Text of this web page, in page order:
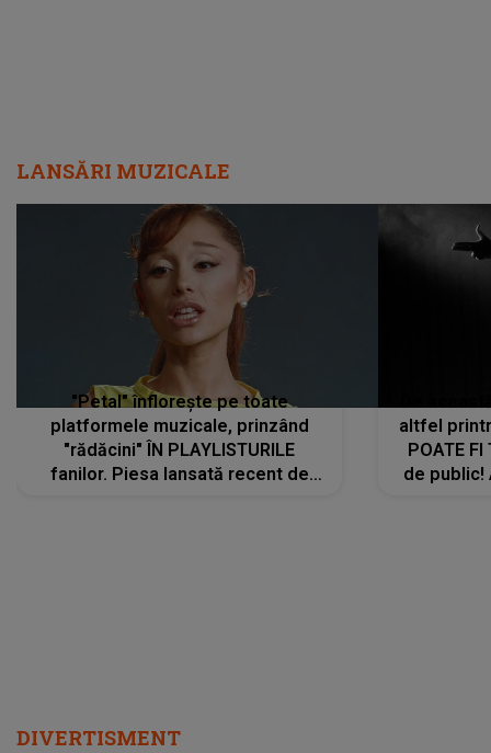
LANSĂRI MUZICALE
"Petal" înflorește pe toate
platformele muzicale, prinzând
"rădăcini" ÎN PLAYLISTURILE
fanilor. Piesa lansată recent de
altfel
POATE FI
de public!
DIVERTISMENT